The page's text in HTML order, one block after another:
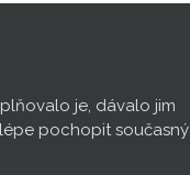
je, dávalo jim
pochopit současný